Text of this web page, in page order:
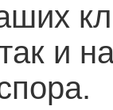
и